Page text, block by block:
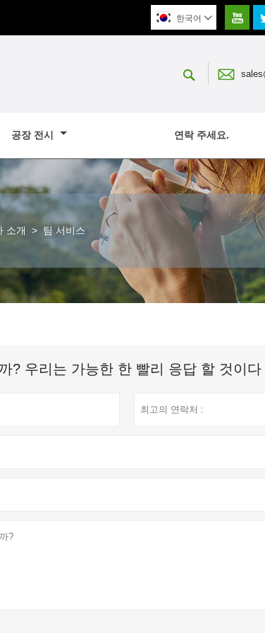

한국어 
 
공장 전시 연락 주세요.
소개 > 팀 서비스
? 우리는 가능한 한 빨리 응답 할 것이